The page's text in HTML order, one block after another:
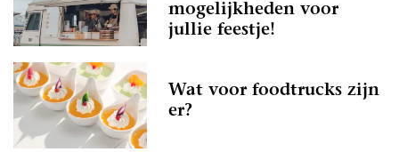
mogelijkheden voor
jullie feestje!
Wat voor foodtrucks zijn
er?